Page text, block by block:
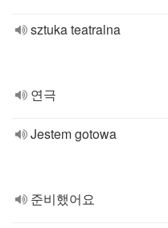
sztuka teatralna
연극
Jestem gotowa
준비했어요